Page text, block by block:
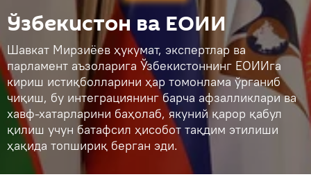
Ўзбекистон ва ЕОИИ
Шавкат Мирзиёев ҳукумат, экспертлар ва
парламент аъзоларига Ўзбекистоннинг ЕОИИга
кириш истиқболларини ҳар томонлама ўрганиб
чиқиш, бу интеграциянинг барча афзалликлари ва
хавф-хатарларини баҳолаб, якуний қарор қабул
қилиш учун батафсил ҳисобот тақдим этилиши
ҳақида топшириқ берган эди.